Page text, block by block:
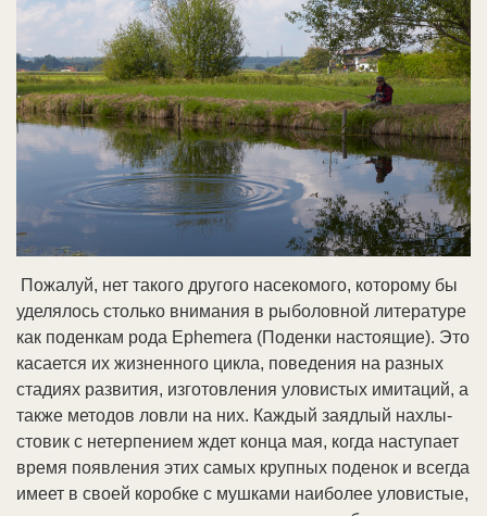
По­жа­луй, нет та­ко­го дру­го­го на­се­ко­мо­го, ко­то­ро­му бы
уде­ля­лось столь­ко вни­ма­ния в ры­бо­лов­ной ли­те­ра­ту­ре
как по­ден­кам ро­да Ephemera (По­ден­ки на­стоя­щие). Это
ка­са­ет­ся их жиз­нен­но­го цик­ла, по­ве­де­ния на раз­ных
ста­ди­ях раз­ви­тия, из­го­тов­ле­ния уло­ви­стых ими­та­ций, а
так­же ме­то­дов лов­ли на них. Ка­ж­дый за­яд­лый на­хлы­
сто­вик с не­тер­пе­ни­ем ждет кон­ца мая, ко­гда на­сту­па­ет
вре­мя по­яв­ле­ния этих са­мых круп­ных по­де­нок и все­гда
име­ет в сво­ей ко­роб­ке с муш­ка­ми наи­бо­лее уло­ви­стые,